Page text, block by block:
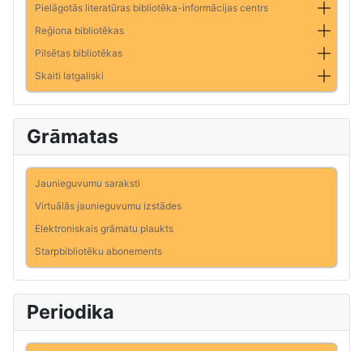
Pielāgotās literatūras bibliotēka-informācijas centrs
Reģiona bibliotēkas
Pilsētas bibliotēkas
Skaiti latgaliski
Grāmatas
Jaunieguvumu saraksti
Virtuālās jaunieguvumu izstādes
Elektroniskais grāmatu plaukts
Starpbibliotēku abonements
Periodika